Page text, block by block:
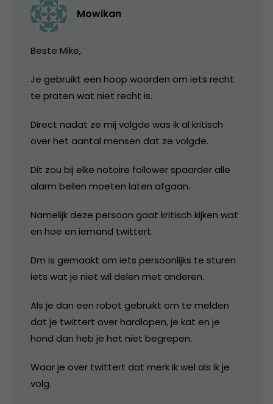
Mowikan
Beste Mike,
Je gebruikt een hoop woorden om iets recht
te praten wat niet recht is.
Direct nadat ze mij volgde was ik al kritisch
over het aantal mensen dat ze volgde.
Dit zou bij elke notoire follower spaarder alle
alarm bellen moeten laten afgaan.
Namelijk deze persoon gaat kritisch kijken wat
en hoe en iemand twittert.
Dm is gemaakt om iets persoonlijks te sturen
iets wat je niet wil delen met anderen.
Als je dan een robot gebruikt om te melden
dat je twittert over hardlopen, je kat en je
hond dan heb je het niet begrepen.
Waar je over twittert dat merk ik wel als ik je
volg.